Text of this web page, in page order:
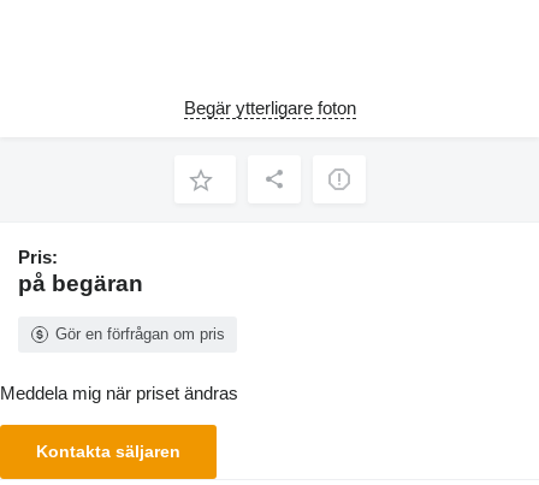
Begär ytterligare foton
Pris:
på begäran
Gör en förfrågan om pris
Meddela mig när priset ändras
Kontakta säljaren